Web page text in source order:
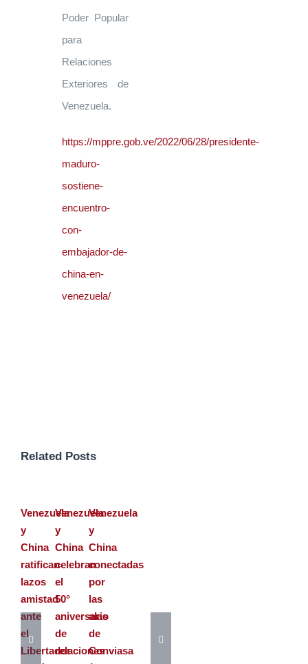
Poder Popular
para
Relaciones
Exteriores de
Venezuela.
https://mppre.gob.ve/2022/06/28/presidente-
maduro-
sostiene-
encuentro-
con-
embajador-de-
china-en-
venezuela/
Related Posts
Venezuela
y
China
ratifican
lazos
amistad
ante
el
Libertador
Venezuela
y
China
celebran
el
50°
aniversario
de
relaciones
Venezuela
y
China
conectadas
por
las
alas
de
Conviasa